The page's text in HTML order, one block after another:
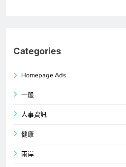
Categories
Homepage Ads
一般
人事資訊
健康
兩岸